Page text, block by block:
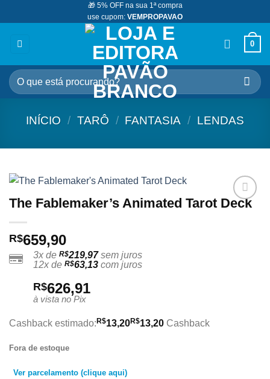
to
🎁 5% OFF na sua 1ª compra
use cupom: VEMPROPAVAO
0
Pesquisar
por:
INÍCIO / TARÔ / FANTASIA / LENDAS
Adicionar
The Fablemaker’s Animated Tarot Deck
R$659,90
3x de R$219,97sem juros
12x de R$63,13 com juros
R$626,91
à vista no Pix
Cashback estimado: R$13,20R$13,20 Cashback
Fora de estoque
Ver parcelamento (clique aqui)